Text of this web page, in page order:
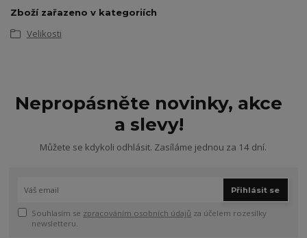
Zboží zařazeno v kategoriích
Velikosti
Nepropásněte novinky, akce
a slevy!
Můžete se kdykoli odhlásit. Zasíláme jednou za 14 dní.
Přihlásit se
Souhlasím se zpracováním osobních údajů za účelem rozesílky
newsletteru.